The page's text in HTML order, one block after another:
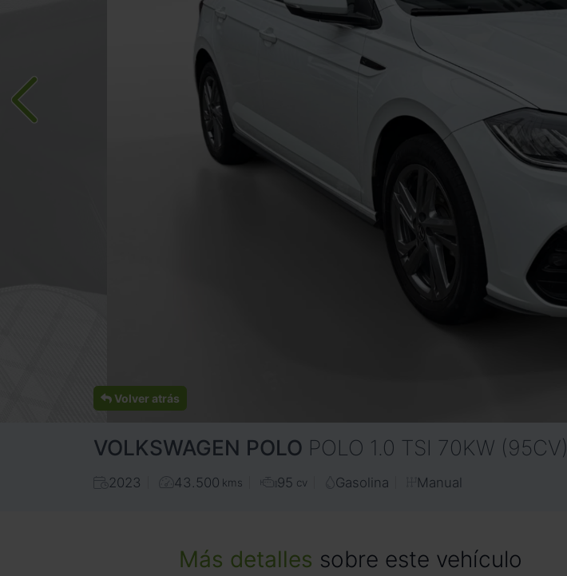
Volver atrás
VOLKSWAGEN POLO POLO 1.0 TSI 70KW (95CV)
2023 43.500 kms 95 cv Gasolina Manual
Más detalles sobre este vehículo